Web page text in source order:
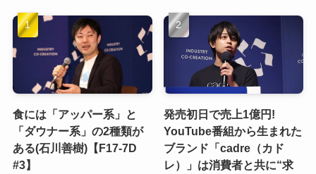
食には「アッパー系」と
「ダウナー系」の2種類が
ある(石川善樹)【F17-7D
#3】
発売初日で売上1億円!
YouTube番組から生まれた
ブランド「cadre（カド
レ）」は消費者と共に“求